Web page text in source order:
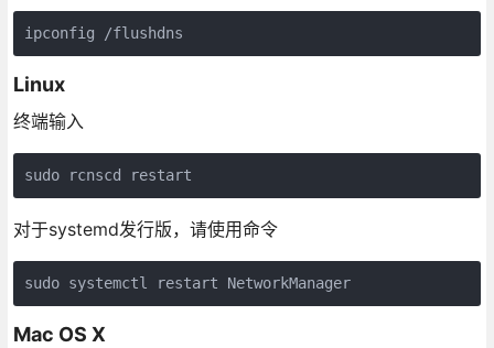
ipconfig /flushdns
Linux
终端输入
sudo rcnscd restart
对于systemd发行版，请使用命令
sudo systemctl restart NetworkManager
Mac OS X